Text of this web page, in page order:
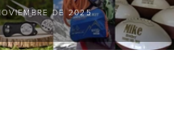
DE 2025